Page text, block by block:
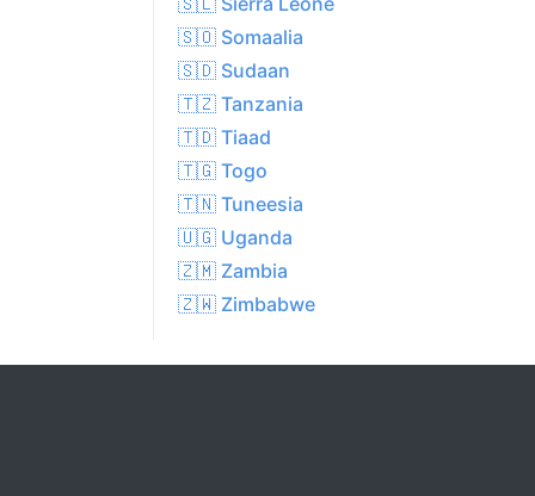
🇸🇴 Somaalia
🇸🇩 Sudaan
🇹🇿 Tanzania
🇹🇩 Tiaad
🇹🇬 Togo
🇹🇳 Tuneesia
🇺🇬 Uganda
🇿🇲 Zambia
🇿🇼 Zimbabwe